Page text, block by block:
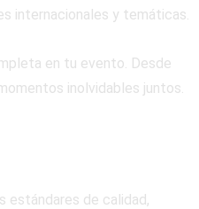
internacionales y temáticas.
en tu evento. Desde
inolvidables juntos.
estándares de calidad,